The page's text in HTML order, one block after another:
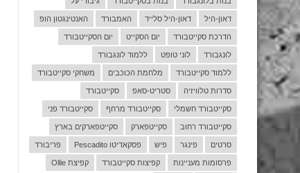
דאון-היל דאון-היל סלייד האמבורד האנטינגטון הופ
הדרכת סקייטבורד יום הסקייט יום הסקייטבורד
לונגבורד לוני טופט ללמוד לונגבורד
ללמוד סקייטבורד מלחמת הכוכבים משחקי סקייטבורד
סדרות טלוויזיה סטריט-סאפ סקייטבורד
סקייטבורד חשמלי סקייטבורד מרחף סקייטבורד פני
סקייטבורד רחוב סקייטפארק סקייטפארקים בארץ
סרטים פינגר פיש פסקאדיטו Pescadito פריבורד
פרסומות מעניינות קפיצות סקייטבורד קפיצת Ollie